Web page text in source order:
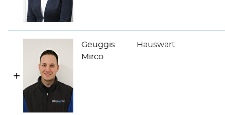
Geuggis
Mirco
Hauswart